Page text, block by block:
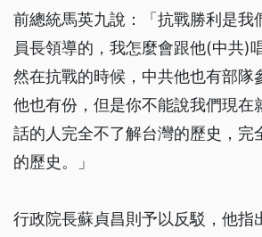
前總統馬英九說：「抗戰勝利是我
員長領導的，我怎麼會跟他(中共)
然在抗戰的時候，中共他也有部隊
他也有份，但是你不能說我們現在
話的人完全不了解台灣的歷史，完
的歷史。」
行政院長蘇貞昌則予以反駁，他指